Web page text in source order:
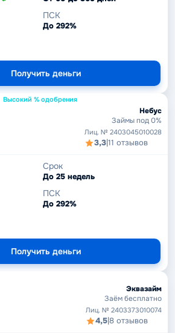
ПСК
До 292%
Получить деньги
Высокий % одобрения
Небус
Займы под 0%
Лиц. № 2403045010028
3,3|11 отзывов
Срок
До 25 недель
ПСК
До 292%
Получить деньги
Эквазайм
Заём бесплатно
Лиц. № 2403373010074
4,5|8 отзывов